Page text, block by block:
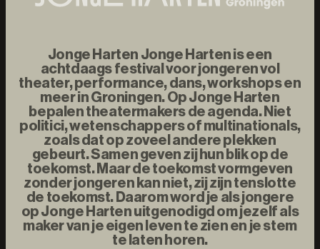
Jonge Harten Jonge Harten is een
achtdaags festival voor jongeren vol
theater, performance, dans, workshops en
meer in Groningen. Op Jonge Harten
bepalen theatermakers de agenda. Niet
politici, wetenschappers of multinationals,
zoals dat op zoveel andere plekken
gebeurt. Samen geven zij hun blik op de
toekomst. Maar de toekomst vormgeven
zonder jongeren kan niet, zij zijn tenslotte
de toekomst. Daarom word je als jongere
op Jonge Harten uitgenodigd om jezelf als
maker van je eigen leven te zien en je stem
te laten horen.